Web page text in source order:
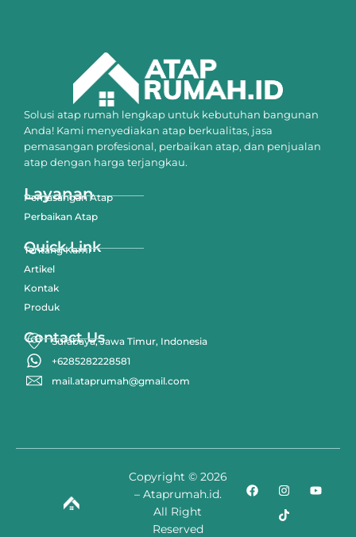
Solusi atap rumah lengkap untuk kebutuhan bangunan
Anda! Kami menyediakan atap berkualitas, jasa
pemasangan profesional, perbaikan atap, dan penjualan
atap dengan harga terjangkau.
Layanan
Pemasangan Atap
Perbaikan Atap
Quick Link
Tentang Kami
Artikel
Kontak
Produk
Contact Us
Surabaya, Jawa Timur, Indonesia
+6285282228581
mail.ataprumah@gmail.com
Copyright © 2026
– Ataprumah.id.
All Right
Reserved